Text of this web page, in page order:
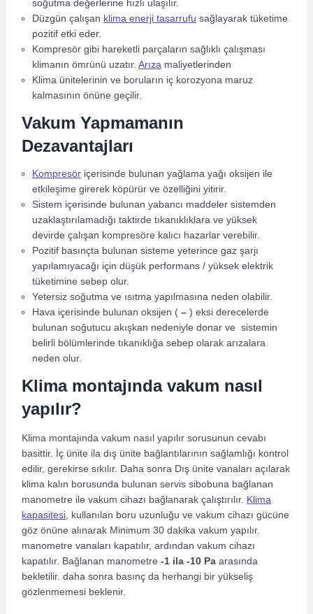
soğutma değerlerine hızlı ulaşılır.
Düzgün çalışan klima enerji tasarrufu sağlayarak tüketime
pozitif etki eder.
Kompresör gibi hareketli parçaların sağlıklı çalışması
klimanın ömrünü uzatır.Arıza maliyetlerinden
Klima ünitelerinin ve boruların iç korozyona maruz
kalmasının önüne geçilir.
Vakum Yapmamanın
Dezavantajları
Kompresör içerisinde bulunan yağlama yağı oksijen ile
etkileşime girerek köpürür ve özelliğini yitirir.
Sistem içerisinde bulunan yabancı maddeler sistemden
uzaklaştırılamadığı taktirde tıkanıklıklara ve yüksek
devirde çalışan kompresöre kalıcı hazarlar verebilir.
Pozitif basınçta bulunan sisteme yeterince gaz şarjı
yapılamıyacağı için düşük performans / yüksek elektrik
tüketimine sebep olur.
Yetersiz soğutma ve ısıtma yapılmasına neden olabilir.
Hava içerisinde bulunan oksijen (– ) eksi derecelerde
bulunan soğutucu akışkan nedeniyle donar ve sistemin
belirli bölümlerinde tıkanıklığa sebep olarak arızalara
neden olur.
Klima montajında vakum nasıl
yapılır?
Klima montajında vakum nasıl yapılır sorusunun cevabı
basittir. İç ünite ila dış ünite bağlantılarının sağlamlığı kontrol
edilir, gerekirse sıkılır. Daha sonra Dış ünite vanaları açılarak
klima kalın borusunda bulunan servis sibobuna bağlanan
manometre ile vakum cihazı bağlanarak çalıştırılır. Klima
kapasitesi, kullanılan boru uzunluğu ve vakum cihazı gücüne
göz önüne alınarak Minimum 30 dakika vakum yapılır.
manometre vanaları kapatılır, ardından vakum cihazı
kapatılır. Bağlanan manometre-1 ila -10 Pa arasında
bekletilir. daha sonra basınç da herhangi bir yükseliş
gözlenmemesi beklenir.